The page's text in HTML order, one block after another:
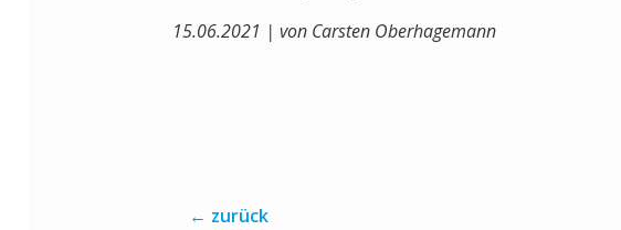
15.06.2021 | von Carsten Oberhagemann
← zurück